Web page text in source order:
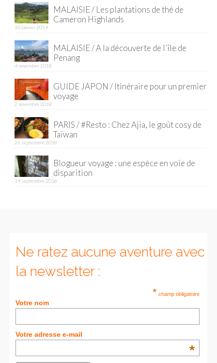
La Réunion
Paris
Poitou
Saint-Malo
Savoie
Allemagne
Berlin
Munich
Danemark
Royaume-Uni
ALLEMAGNE
– Berlin
MALAISIE / Les plantations de thé de
Cameron Highlands
10 janvier 2019
MALAISIE / A la découverte de l’île de
Penang
4 novembre 2018
GUIDE JAPON / Itinéraire pour un premier
voyage
2 novembre 2018
PARIS / #Resto : Chez Ajia, le goût cosy de
Taïwan
26 septembre 2018
Blogueur voyage : une espèce en voie de
disparition
19 septembre 2018
Ne ratez aucune aventure avec
la newsletter :
* champ obligatoire
Votre nom
Votre adresse e-mail
*